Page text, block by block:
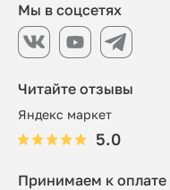
Читайте отзывы
Яндекс маркет
5.0
Принимаем к оплате
Мы в соцсетях